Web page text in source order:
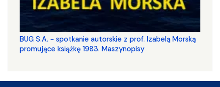
BUG S.A. - spotkanie autorskie z prof. Izabelą Morską
promujące książkę 1983. Maszynopisy